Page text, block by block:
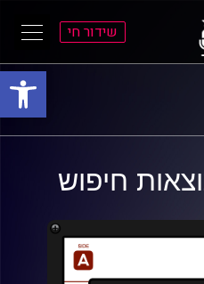
פתח
שידור חי
חיפוש